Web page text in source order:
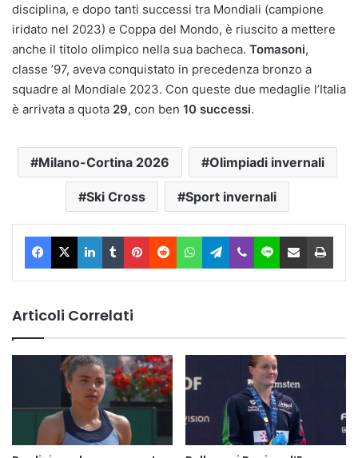
disciplina, e dopo tanti successi tra Mondiali (campione
iridato nel 2023) e Coppa del Mondo, è riuscito a mettere
anche il titolo olimpico nella sua bacheca. Tomasoni,
classe ’97, aveva conquistato in precedenza bronzo a
squadre al Mondiale 2023. Con queste due medaglie l’Italia
è arrivata a quota 29, con ben 10 successi.
Milano-Cortina 2026 Olimpiadi invernali
Ski Cross Sport invernali
Facebook
X LinkedIn
TumblrPinterest
RedditWhatsAppTelegram
ViberLine Condividi via Email
Articoli Correlati